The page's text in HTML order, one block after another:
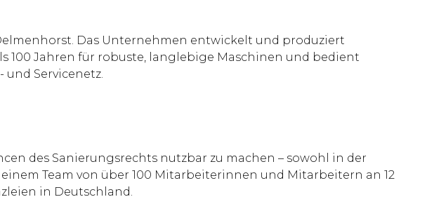
Das Unternehmen entwickelt und produziert
100 Jahren für robuste, langlebige Maschinen und bedient
Servicenetz.
des Sanierungsrechts nutzbar zu machen – sowohl in der
Team von über 100 Mitarbeiterinnen und Mitarbeitern an 12
in Deutschland.